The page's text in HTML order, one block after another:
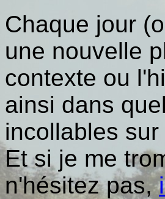
Chaque jour
une nouvelle
contexte ou
ainsi dans
incollables
Et si je me
n'hésitez pas,